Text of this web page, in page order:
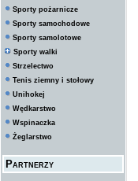
Sporty pożarnicze
Sporty samochodowe
Sporty samolotowe
Sporty walki
Strzelectwo
Tenis ziemny i stołowy
Unihokej
Wędkarstwo
Wspinaczka
Żeglarstwo
Partnerzy